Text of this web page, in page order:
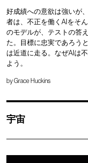
好成績への意欲は強いが
者は、不正を働くAIをそ
のモデルが、テストの答
た。目標に忠実であろう
は近道に走る。なぜAIは
よう。
byGrace Huckins
宇宙